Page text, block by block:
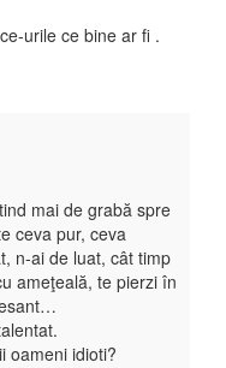
urile ce bine ar fi .
mai de grabă spre
ceva pur, ceva
n-ai de luat, cât timp
ameţeală, te pierzi în
oameni idioti?